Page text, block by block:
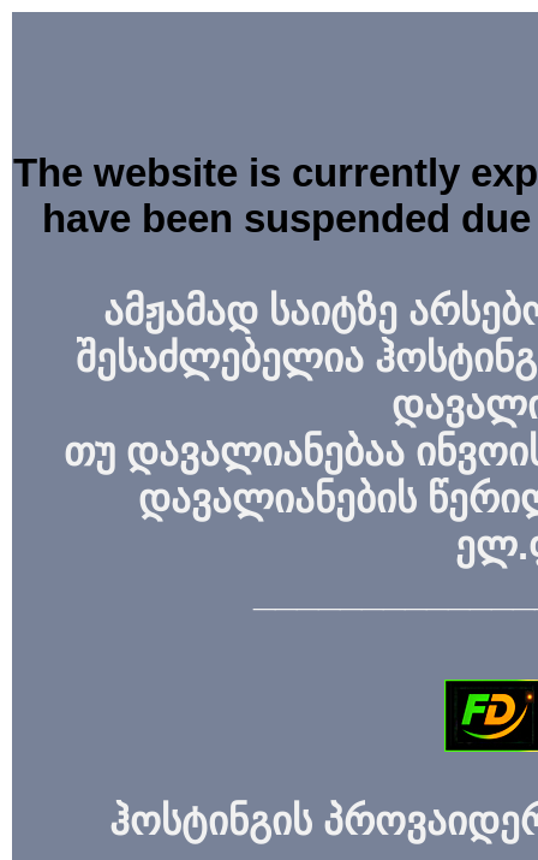
The website is currently
have been suspended
ამჟამად საიტზე
შესაძლებელია
თუ დავალიანებაა
დავალიანების
ჰოსტინგის